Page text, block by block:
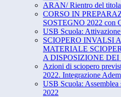
ARAN/ Rientro del
CORSO IN
SOSTEGNO 2022 con
USB Scuola:
SCIOPERO INVALSI
MATERIALE
A DISPOSIZIONE
Azioni di sciopero
2022. Integrazione
USB Scuola:
2022